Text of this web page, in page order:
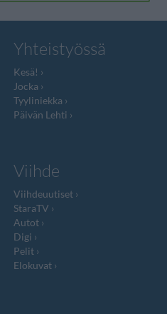
Yhteistyössä
Kesä!
Jocka
Tyyliniekka
Päivän Lehti
Viihde
Viihdeuutiset
StaraTV
Autot
Digi
Pelit
Elokuvat